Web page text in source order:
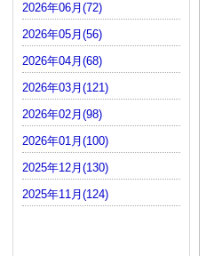
2026年06月(72)
2026年05月(56)
2026年04月(68)
2026年03月(121)
2026年02月(98)
2026年01月(100)
2025年12月(130)
2025年11月(124)